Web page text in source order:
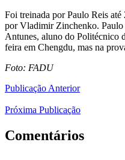
Foi treinada por Paulo Reis até
por Vladimir Zinchenko. Paulo
Antunes, aluno do Politécnico
feira em Chengdu, mas na
Foto: FADU
Publicação Anterior
Próxima Publicação
Comentários